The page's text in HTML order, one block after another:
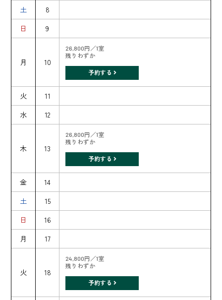
土
8
日
9
月 10
26,800円／1室
残りわずか
予約する
火
11
水
12
木 13
26,800円／1室
残りわずか
予約する
金
14
土
15
日
16
月
17
火 18
24,800円／1室
残りわずか
予約する